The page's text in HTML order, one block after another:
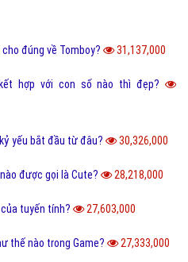
đúng về Tomboy? 31,137,000
hợp với con số nào thì đẹp?
yếu bắt đầu từ đâu? 30,326,000
được gọi là Cute? 28,218,000
tuyến tính? 27,603,000
thế nào trong Game? 27,333,000